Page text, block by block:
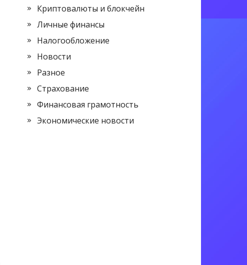
Криптовалюты и блокчейн
Личные финансы
Налогообложение
Новости
Разное
Страхование
Финансовая грамотность
Экономические новости